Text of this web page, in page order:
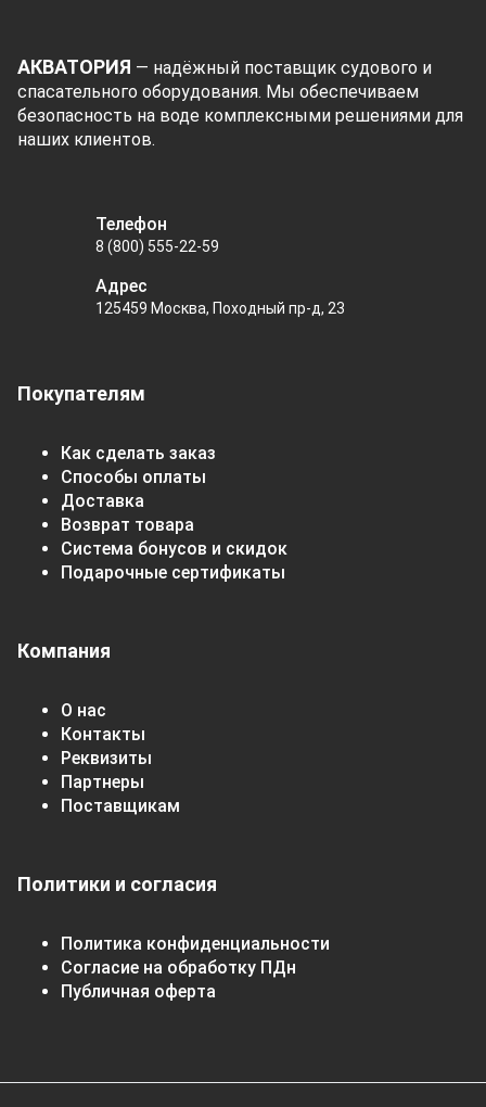
АКВАТОРИЯ — надёжный поставщик судового и
спасательного оборудования. Мы обеспечиваем
безопасность на воде комплексными решениями для
наших клиентов.
Покупателям
Как сделать заказ
Способы оплаты
Доставка
Возврат товара
Система бонусов и скидок
Подарочные сертификаты
Компания
О нас
Контакты
Реквизиты
Партнеры
Поставщикам
Политики и согласия
Политика конфиденциальности
Согласие на обработку ПДн
Публичная оферта
Телефон
8 (800) 555-22-59
Адрес
125459 Москва, Походный пр-д, 23